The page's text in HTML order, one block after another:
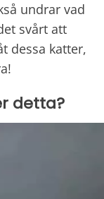
undrar vad
svårt att
dessa katter,
detta?